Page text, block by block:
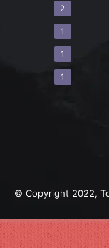
2
1
1
1
© Copyright 2022,